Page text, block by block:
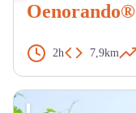
2h 7,9km